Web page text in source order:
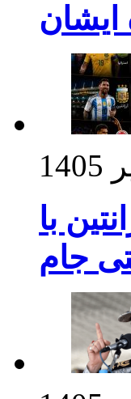
ایشان
دیدار آرژانتین با
جام